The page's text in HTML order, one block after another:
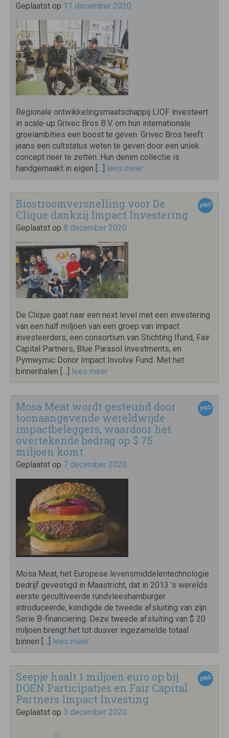
Geplaatst op 11 december 2020
Regionale ontwikkelingsmaatschappij LIOF investeert
in scale-up Grivec Bros B.V. om hun internationale
groeiambities een boost te geven. Grivec Bros heeft
jeans een cultstatus weten te geven door een uniek
concept neer te zetten. Hun denim collectie is
handgemaakt in eigen […] lees meer
Biostroomversnelling voor De
Clique dankzij Impact Investering
Geplaatst op 8 december 2020
De Clique gaat naar een next level met een investering
van een half miljoen van een groep van impact
investeerders, een consortium van Stichting Ifund, Fair
Capital Partners, Blue Parasol Investments, en
Pymwymic Donor Impact Involve Fund. Met het
binnenhalen […] lees meer
Mosa Meat wordt gesteund door
toonaangevende wereldwijde
impactbeleggers, waardoor het
overtekende bedrag op $ 75
miljoen komt
Geplaatst op 7 december 2020
Mosa Meat, het Europese levensmiddelentechnologie
bedrijf gevestigd in Maastricht, dat in 2013 ’s werelds
eerste gecultiveerde rundvleeshamburger
introduceerde, kondigde de tweede afsluiting van zijn
Serie B-financiering. Deze tweede afsluiting van $ 20
miljoen brengt het tot dusver ingezamelde totaal
binnen […] lees meer
Seepje haalt 1 miljoen euro op bij
DOEN Participaties en Fair Capital
Partners Impact Investing
Geplaatst op 3 december 2020